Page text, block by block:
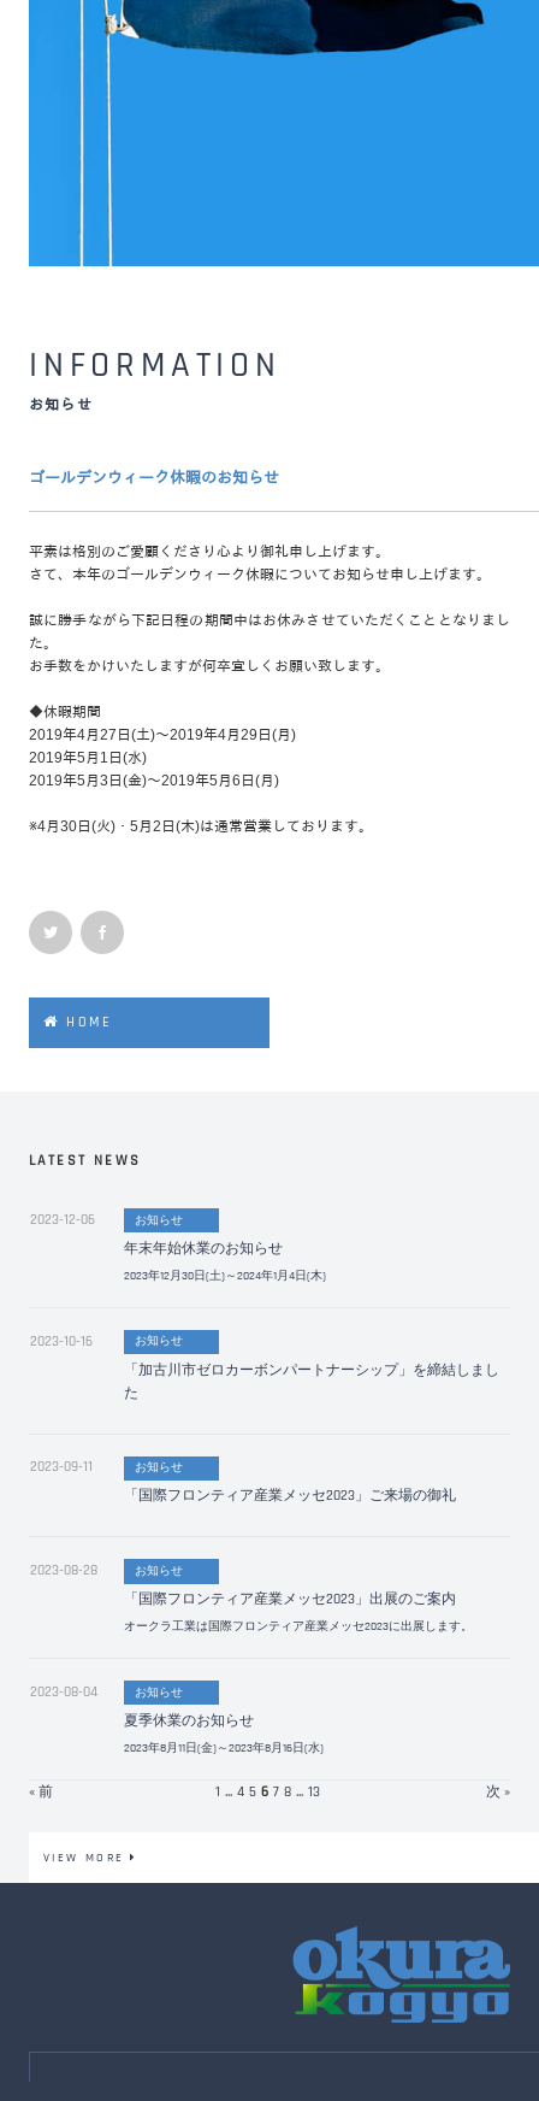
INFORMATION
お知らせ
ゴールデンウィーク休暇のお知らせ
平素は格別のご愛顧くださり心より御礼申し上げます。
さて、本年のゴールデンウィーク休暇についてお知らせ申し上げます。
誠に勝手ながら下記日程の期間中はお休みさせていただくこととなりまし
た。
お手数をかけいたしますが何卒宜しくお願い致します。
◆休暇期間
2019年4月27日(土)～2019年4月29日(月)
2019年5月1日(水)
2019年5月3日(金)～2019年5月6日(月)
※4月30日(火)・5月2日(木)は通常営業しております。
HOME
LATEST NEWS
2023-12-06 お知らせ
年末年始休業のお知らせ
2023年12月30日(土)～2024年1月4日(木)
2023-10-16 お知らせ
「加古川市ゼロカーボンパートナーシップ」を締結しまし
た
2023-09-11 お知らせ
「国際フロンティア産業メッセ2023」ご来場の御礼
2023-08-28 お知らせ
「国際フロンティア産業メッセ2023」出展のご案内
オークラ工業は国際フロンティア産業メッセ2023に出展します。
2023-08-04 お知らせ
夏季休業のお知らせ
2023年8月11日(金)～2023年8月16日(水)
« 前 1 ... 4 5 6 7 8 ... 13 次 »
VIEW MORE